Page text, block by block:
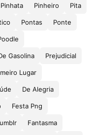
Pinhata Pinheiro Pita
Pontas Ponte
Gasolina Prejudicial
Lugar
De Alegria
Festa Png
Fantasma